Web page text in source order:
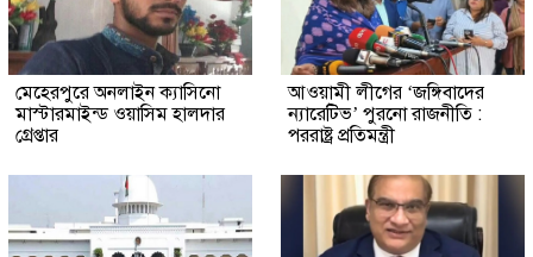
মেহেরপুরে অনলাইন ক্যাসিনো
মাস্টারমাইন্ড ওয়াসিম হালদার
গ্রেপ্তার
আওয়ামী লীগের ‘জঙ্গিবাদের
ন্যারেটিভ’ পুরনো রাজনীতি :
পররাষ্ট্র প্রতিমন্ত্রী